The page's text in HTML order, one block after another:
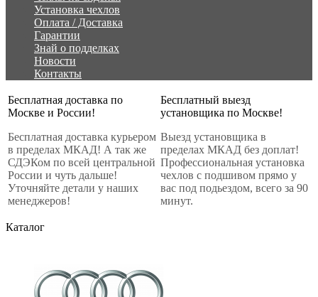
Установка чехлов
Оплата / Доставка
Гарантии
Знай о подделках
Новости
Контакты
Бесплатная доставка по
Москве и России!
Бесплатная доставка курьером
в пределах МКАД! А так же
СДЭКом по всей центральной
России и чуть дальше!
Уточняйте детали у наших
менеджеров!
Бесплатный выезд
установщика по Москве!
Выезд установщика в
пределах МКАД без доплат!
Профессиональная установка
чехлов с подшивом прямо у
вас под подьездом, всего за 90
минут.
Каталог